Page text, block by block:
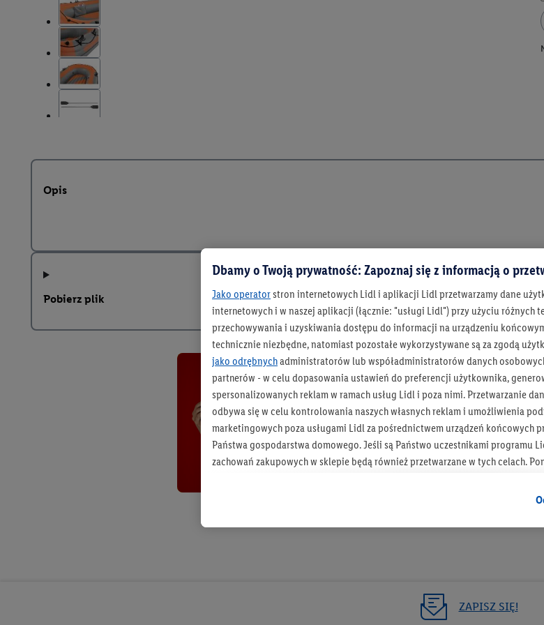
Opis
Pobierz plik
Bądź
ZAPISZ SIĘ!
Dbamy o Twoją prywatność: Zapoznaj się z informacją o
Jako operatorstron internetowych Lidl i aplikacji Lidl przetwarzamy dane
internetowych i w naszej aplikacji (łącznie: "usługi Lidl") przy użyciu różnych
przechowywania i uzyskiwania dostępu do informacji na urządzeniu
technicznie niezbędne, natomiast pozostałe wykorzystywane są za zgodą
jako odrębnychadministratorów lub współadministratorów danych
partnerów - w celu dopasowania ustawień do preferencji użytkownika,
spersonalizowanych reklam w ramach usług Lidl i poza nimi. Przetwarzanie
odbywa się w celu kontrolowania naszych własnych reklam i umożliwienia
marketingowych poza usługami Lidl za pośrednictwem urządzeń końcowych
Państwa gospodarstwa domowego. Jeśli są Państwo uczestnikami programu
zachowań zakupowych w sklepie będą również przetwarzane w tych celach.
jako niezależny
Tworzenie spersonalizowanych reklam opiera się na generowaniu profili,
końcowych w celu tworzenia grup docelowych (tzw. segmentów). W związku z
przetwarzanie odbywa się również w celu pomiaru wydajności/skuteczności